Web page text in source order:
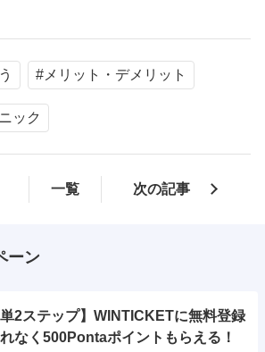
#メリット・デメリット
ック
一覧 次の記事
ーン
単2ステップ】WINTICKETに無料登録
なく500Pontaポイントもらえる！